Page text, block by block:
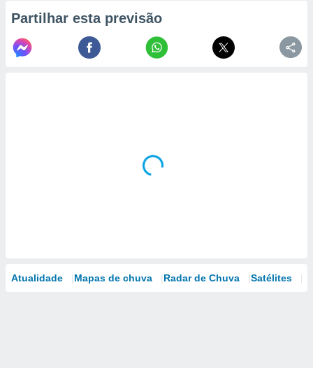
Partilhar esta previsão
Atualidade Mapas de chuva Radar de Chuva Satélites